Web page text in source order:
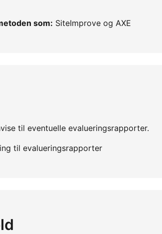
som: SiteImprove og AXE
til eventuelle evalueringsrapporter.
til evalueringsrapporter